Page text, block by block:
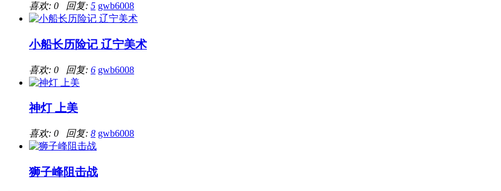
喜欢: 0 回复: 5 gwb6008
小船长历险记 辽宁美术
喜欢: 0 回复: 6 gwb6008
神灯 上美
喜欢: 0 回复: 8 gwb6008
狮子峰阻击战